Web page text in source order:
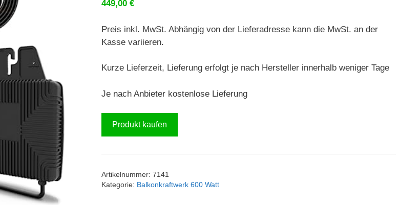
449,00 €
Preis inkl. MwSt. Abhängig von der Lieferadresse kann die MwSt. an der
Kasse variieren.
Kurze Lieferzeit, Lieferung erfolgt je nach Hersteller innerhalb weniger Tage
Je nach Anbieter kostenlose Lieferung
Produkt kaufen
Artikelnummer: 7141
Kategorie: Balkonkraftwerk 600 Watt